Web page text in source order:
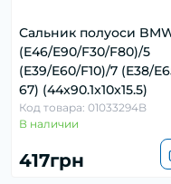
Сальник полуоси
(E46/E90/F30/F80)/5
(E39/E60/F10)/7 (E38/
67) (44x90.1x10x15.5)
Код товара: 01033294B
В наличии
417грн